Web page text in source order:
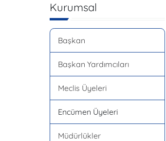
Kurumsal
Başkan
Başkan Yardımcıları
Meclis Üyeleri
Encümen Üyeleri
Müdürlükler